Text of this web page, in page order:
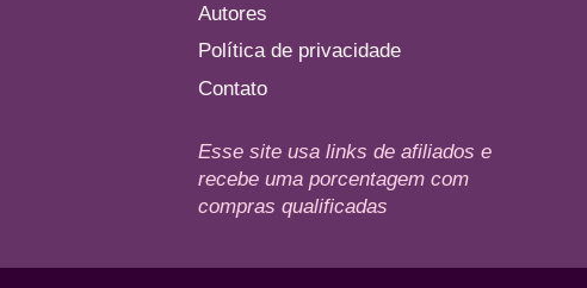
Autores
Política de privacidade
Contato
Esse site usa links de afiliados e
recebe uma porcentagem com
compras qualificadas